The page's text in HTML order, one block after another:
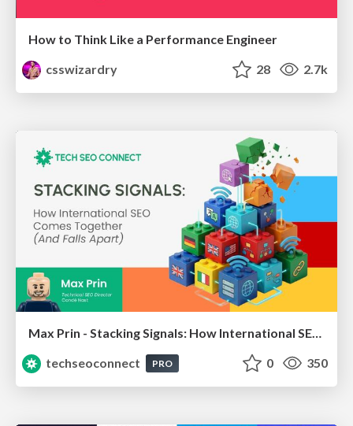
How to Think Like a Performance Engineer
csswizardry
28 2.7k
techseoconnect
PRO 0 350